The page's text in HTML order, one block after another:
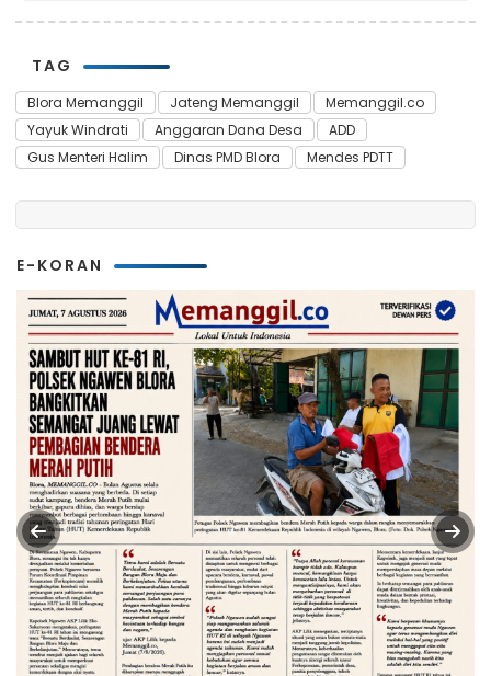
TAG
Blora Memanggil Jateng Memanggil
Memanggil.co
Yayuk Windrati
Anggaran Dana Desa
ADD
Gus Menteri Halim
Dinas PMD Blora Mendes PDTT
E-KORAN